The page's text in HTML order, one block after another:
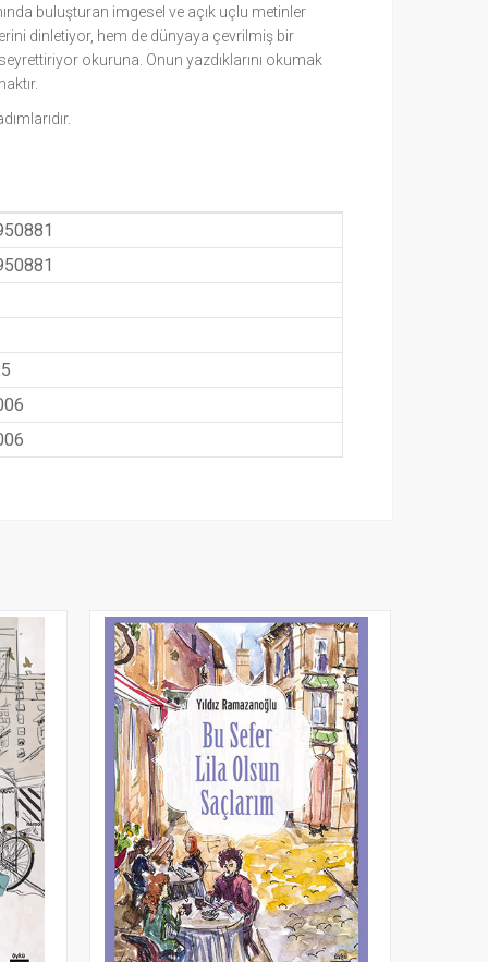
buluşturan imgesel ve açık uçlu metinler
dinletiyor, hem de dünyaya çevrilmiş bir
okuruna. Onun yazdıklarını okumak